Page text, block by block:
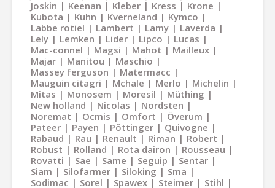
Joskin
Keenan Kleber Kress
Krone
Kubota
Kuhn Kverneland
Kymco
Labbe rotiel
Lambert Lamy
Laverda
Lely
Lemken Lider Lipco
Lucas
Mac-connel
Magsi Mahot
Mailleux
Majar
Manitou
Maschio
Massey ferguson
Matermacc
Mauguin citagri
Mchale Merlo
Michelin
Mitas
Monosem Moresil
Müthing
New holland
Nicolas
Nordsten
Noremat
Ocmis Omfort
Överum
Pateer
Payen Pöttinger
Quivogne
Rabaud
Rau Renault Riman
Robert
Robust
Rolland Rota dairon
Rousseau
Rovatti
Sae Same Seguip
Sentar
Siam
Silofarmer Siloking
Sma
Sodimac
Sorel Spawex Steimer
Stihl